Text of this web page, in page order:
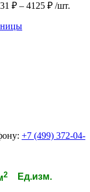
₽ – 4125 ₽ /шт.
+7 (499) 372-04-
2 Ед.изм.